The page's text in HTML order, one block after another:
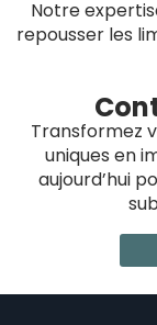
Notre
repousser les
Transformez
uniques en
aujourd’hui